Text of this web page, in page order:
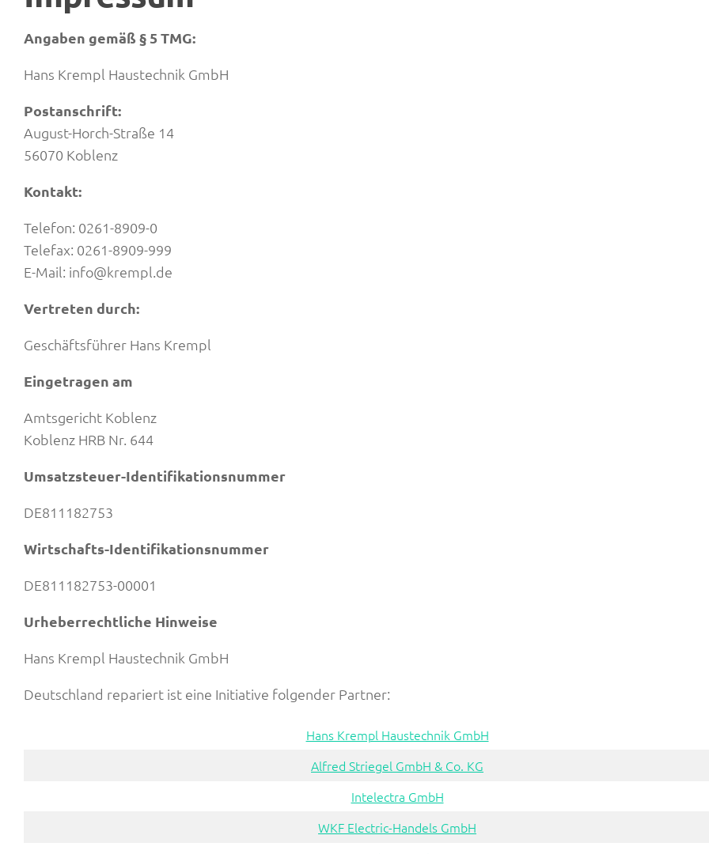
Angaben gemäß § 5 TMG:
Hans Krempl Haustechnik GmbH
Postanschrift:
August-Horch-Straße 14
56070 Koblenz
Kontakt:
Telefon: 0261-8909-0
Telefax: 0261-8909-999
E-Mail: info@krempl.de
Vertreten durch:
Geschäftsführer Hans Krempl
Eingetragen am
Amtsgericht Koblenz
Koblenz HRB Nr. 644
Umsatzsteuer-Identifikationsnummer
DE811182753
Wirtschafts-Identifikationsnummer
DE811182753-00001
Urheberrechtliche Hinweise
Hans Krempl Haustechnik GmbH
Deutschland repariert ist eine Initiative folgender Partner:
Hans Krempl Haustechnik GmbH
Alfred Striegel GmbH & Co. KG
Intelectra GmbH
WKF Electric-Handels GmbH